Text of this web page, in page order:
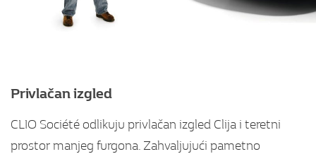
Privlačan izgled
CLIO Société odlikuju privlačan izgled Clija i teretni
prostor manjeg furgona. Zahvaljujući pametno